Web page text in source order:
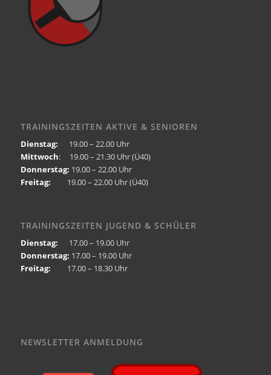
TRAININGSZEITEN AKTIVE & SENIOREN
Dienstag: 19.00 – 22.00 Uhr
Mittwoch: 19.00 – 21.30 Uhr (Ü40)
Donnerstag: 19.00 – 22.00 Uhr
Freitag: 19.00 – 22.00 Uhr (Ü40)
TRAININGSZEITEN JUGEND & SCHÜLER
Dienstag: 17.00 – 19.00 Uhr
Donnerstag: 17.00 – 19.00 Uhr
Freitag: 17.00 – 18.30 Uhr
NEWSLETTER ANMELDUNG